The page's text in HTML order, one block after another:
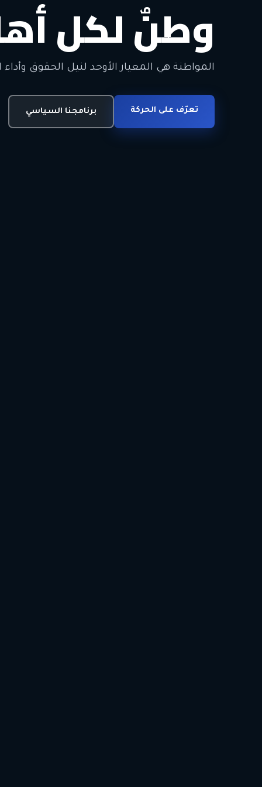
وطنٌ لكل
المواطنة هي المعيار الأوحد لنيل الحقوق وأداء
تعرّف على الحركة برنامجنا السياسي
معاً من أجل
الحرية • الوحدة • السلام • الديمقراطية
انضم للحركة اتصل بنا